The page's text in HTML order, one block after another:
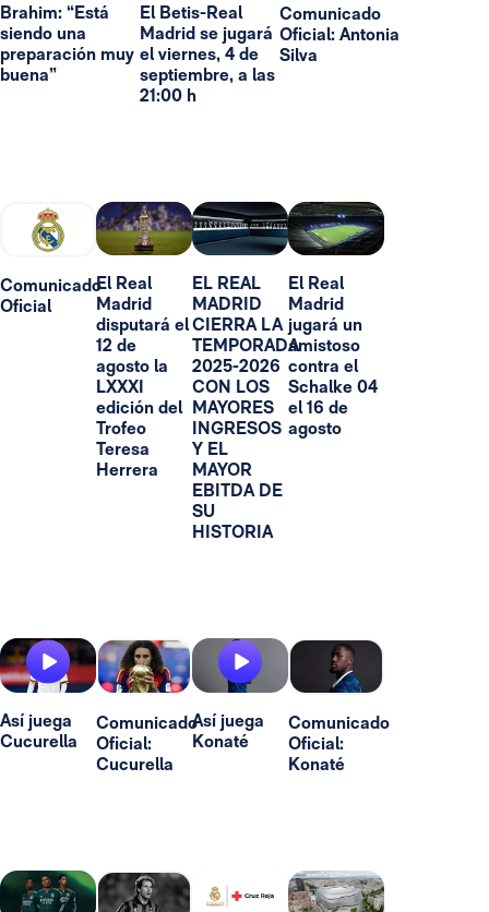
Brahim: “Está
siendo una
preparación muy
buena”
El Betis-Real
Madrid se jugará
el viernes, 4 de
septiembre, a las
21:00 h
Comunicado
Oficial: Antonia
Silva
Comunicado
Oficial
El Real
Madrid
disputará el
12 de
agosto la
LXXXI
edición del
Trofeo
Teresa
Herrera
EL REAL
MADRID
CIERRA LA
TEMPORADA
2025-2026
CON LOS
MAYORES
INGRESOS
Y EL
MAYOR
EBITDA DE
SU
HISTORIA
El Real
Madrid
jugará un
amistoso
contra el
Schalke 04
el 16 de
agosto
Así juega
Cucurella
Comunicado
Oficial:
Cucurella
Así juega
Konaté
Comunicado
Oficial:
Konaté